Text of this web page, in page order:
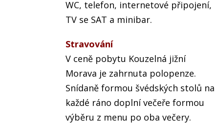
WC, telefon, internetové připojení,
TV se SAT a minibar.
Stravování
V ceně pobytu Kouzelná jižní
Morava je zahrnuta polopenze.
Snídaně formou švédských stolů na
každé ráno doplní večeře formou
výběru z menu po oba večery.